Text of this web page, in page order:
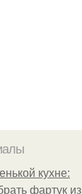
кухне:
фартук из